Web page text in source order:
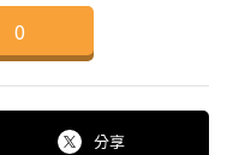
0
分享